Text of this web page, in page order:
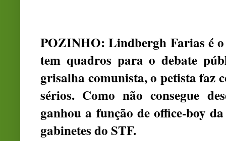
POZINHO: Lindbergh Farias é o
tem quadros para o debate
grisalha comunista, o petista faz
sérios. Como não consegue
ganhou a função de office-boy
gabinetes do STF.